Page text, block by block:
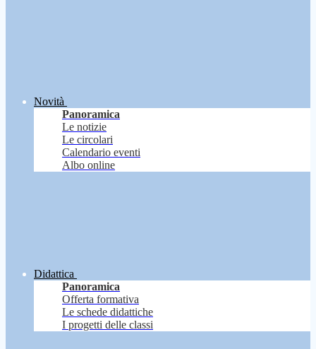
Novità
Panoramica
Le notizie
Le circolari
Calendario eventi
Albo online
Didattica
Panoramica
Offerta formativa
Le schede didattiche
I progetti delle classi